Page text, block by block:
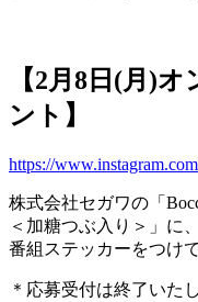
【2月8日(月)
ント】
https://
株式会社セガワの「
＜加糖つぶ入り＞」に、
番組ステッカーをつけ
＊応募受付は終了いた